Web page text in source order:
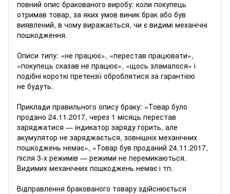
повний опис бракованого виробу: коли покупець
отримав товар, за яких умов виник брак або був
виявлений, в чому виражається, чи є видимі механічні
пошкодження.
Описи типу: «не працює», «перестав працювати»,
«покупець сказав не працює», «щось зламалося» і
подібні короткі претензії оброблятися за гарантією
не будуть.
Приклади правильного опису браку: «Товар було
продано 24.11.2017, через 1 місяць перестав
заряджатися — індикатор заряду горить, але
акумулятор не заряджається, зовнішніх механічних
пошкоджень немає», «Товар був проданий 24.11.2017,
після 3-х режимів — режими не перемикаються.
Видимих ​​механічних пошкоджень немає і тп.
Відправлення бракованого товару здійснюється